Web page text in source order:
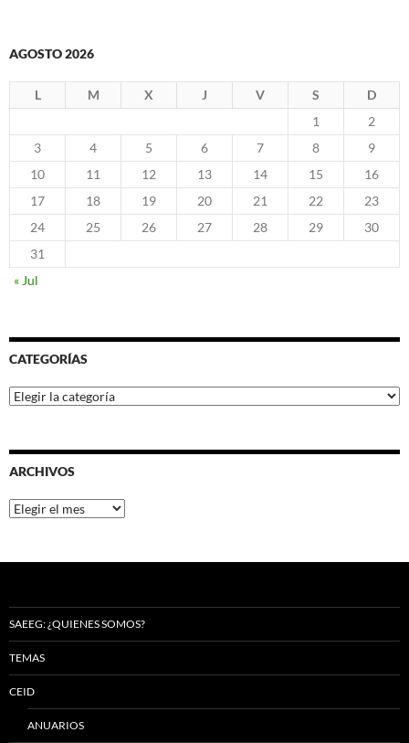
AGOSTO 2026
L M X J V S
D
1
2
3
4 5 6 7 8
9
10
11 12 13 14 15
16
17
18 19 20 21 22
23
24
25 26 27 28 29
30
31
« Jul
CATEGORÍAS
Categorías
ARCHIVOS
Archivos
SAEEG: ¿QUIENES SOMOS?
TEMAS
CEID
ANUARIOS